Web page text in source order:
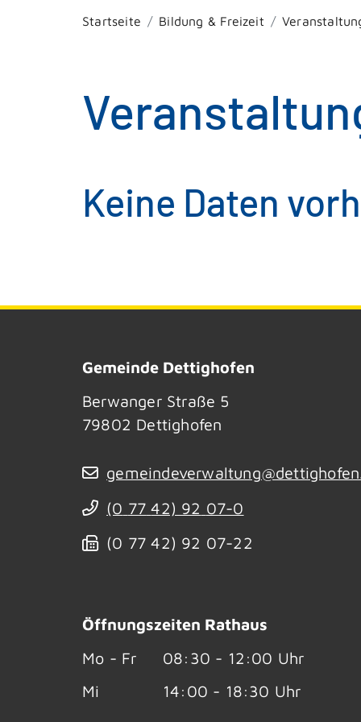
Startseite Bildung & Freizeit
Keine Daten
Gemeinde Dettighofen
Berwanger Straße 5
79802 Dettighofen
(0 77 42) 92 07-0
(0 77 42) 92 07-22
Öffnungszeiten Rathaus
Mo - Fr
08:30 - 12:00 Uhr
Mi
14:00 - 18:30 Uhr